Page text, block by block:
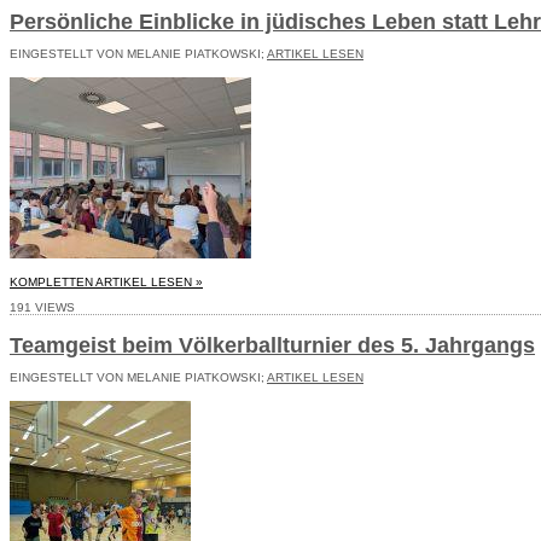
Persönliche Einblicke in jüdisches Leben statt
EINGESTELLT VON MELANIE PIATKOWSKI; ARTIKEL LESEN
KOMPLETTEN ARTIKEL LESEN »
191 VIEWS
Teamgeist beim Völkerballturnier des 5. Jahrgangs
EINGESTELLT VON MELANIE PIATKOWSKI; ARTIKEL LESEN